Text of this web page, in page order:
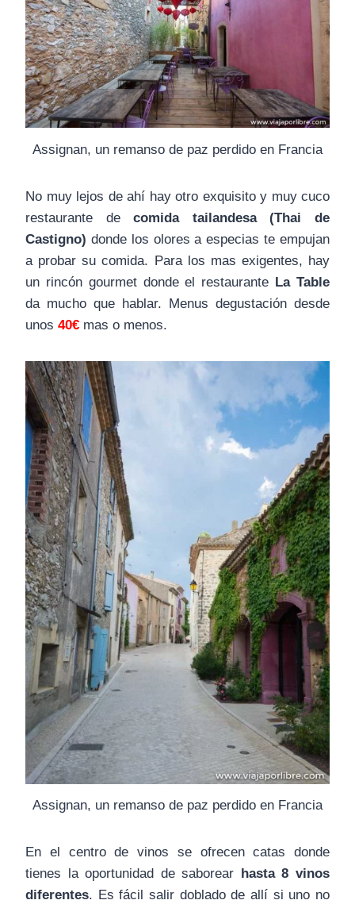
Assignan, un remanso de paz perdido en Francia
No muy lejos de ahí hay otro exquisito y muy cuco
restaurante decomida tailandesa (Thai de
Castigno) donde los olores a especias te empujan
a probar su comida. Para los mas exigentes, hay
un rincón gourmet donde el restaurante La Table
da mucho que hablar. Menus degustación desde
unos 40€ mas o menos.
Assignan, un remanso de paz perdido en Francia
En el centro de vinos se ofrecen catas donde
tienes la oportunidad de saborear
hasta 8 vinos
diferentes. Es fácil salir doblado de allí si uno no